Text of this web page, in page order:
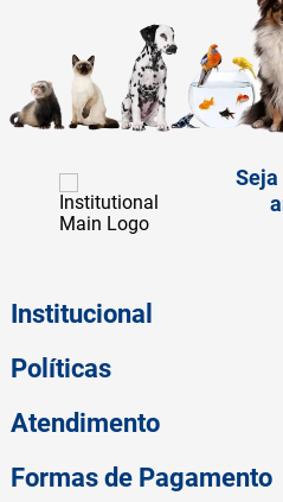
Institucional
Políticas
Atendimento
Formas de Pagamento